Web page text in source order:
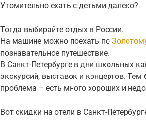
Утомительно ехать с детьми далеко?
Тогда выбирайте отдых в России.
На машине можно поехать по
познавательное путешествие.
В Санкт-Петербурге в дни школьных
экскурсий, выставок и концертов. Тем
проблема – есть много хороших и
Вот скидки на отели в Санкт-